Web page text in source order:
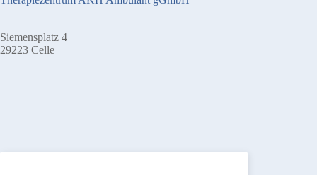
Siemensplatz 4
29223 Celle